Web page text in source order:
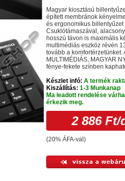
Magyar kiosztású
épített membránok
és ergonomikus
Csuklótámaszával,
hosszú távon is maximális
multimédiás eszköz révén
tovább a komfortérzetünket.
MULTIMÉDIÁS, MAGYAR
fénye-fekete színben
Készlet infó: A termék
Kiszállítás: 1-3 Munkanap
Ma leadott rendelése
érkezik meg.
2 886 Ft/
(20% ÁFA-val)